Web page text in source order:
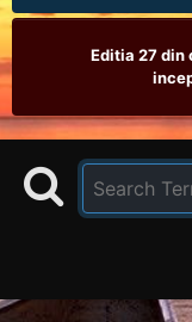
Editia 27 din